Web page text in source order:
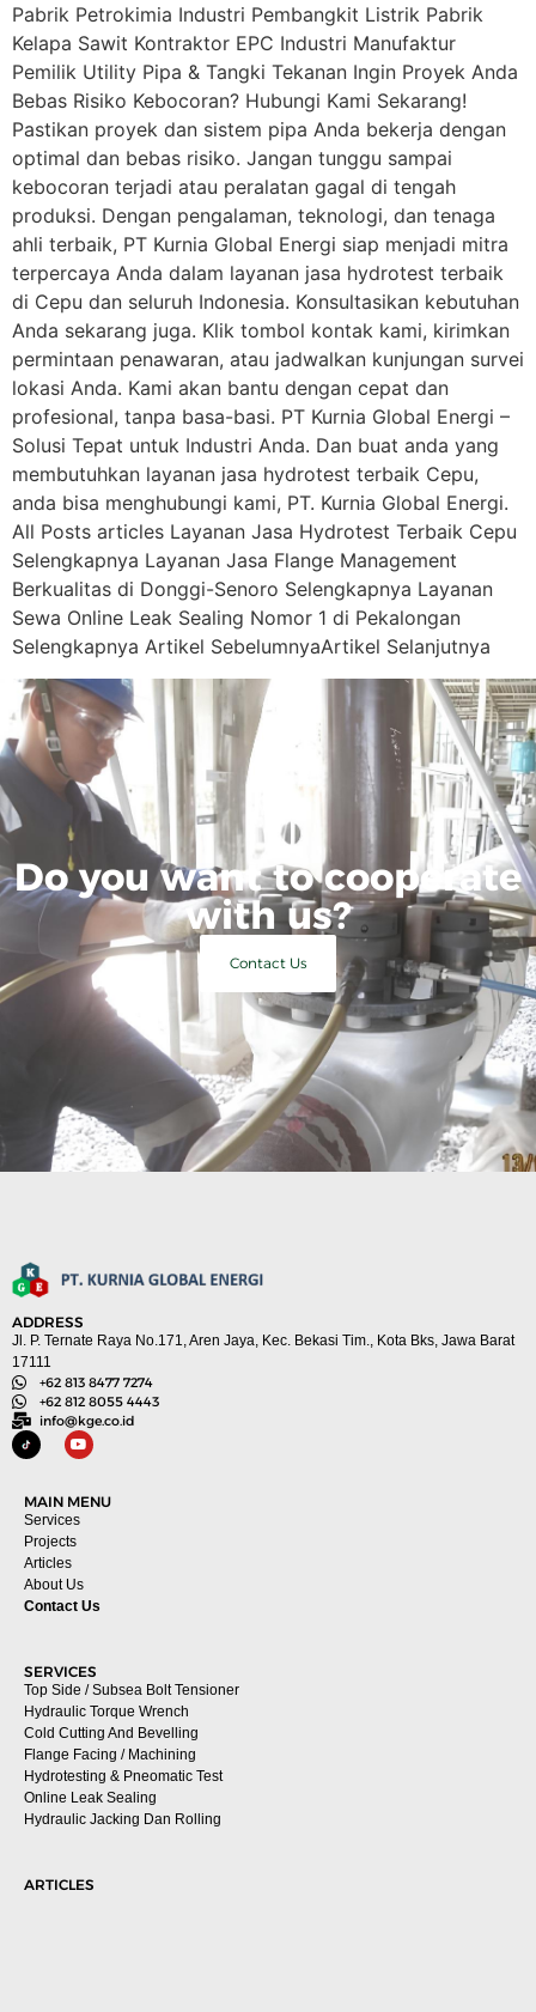
Pabrik Petrokimia Industri Pembangkit Listrik Pabrik
Kelapa Sawit Kontraktor EPC Industri Manufaktur
Pemilik Utility Pipa & Tangki Tekanan Ingin Proyek Anda
Bebas Risiko Kebocoran? Hubungi Kami Sekarang!
Pastikan proyek dan sistem pipa Anda bekerja dengan
optimal dan bebas risiko. Jangan tunggu sampai
kebocoran terjadi atau peralatan gagal di tengah
produksi. Dengan pengalaman, teknologi, dan tenaga
ahli terbaik, PT Kurnia Global Energi siap menjadi mitra
terpercaya Anda dalam layanan jasa hydrotest terbaik
di Cepu dan seluruh Indonesia. Konsultasikan kebutuhan
Anda sekarang juga. Klik tombol kontak kami, kirimkan
permintaan penawaran, atau jadwalkan kunjungan survei
lokasi Anda. Kami akan bantu dengan cepat dan
profesional, tanpa basa-basi. PT Kurnia Global Energi –
Solusi Tepat untuk Industri Anda. Dan buat anda yang
membutuhkan layanan jasa hydrotest terbaik Cepu,
anda bisa menghubungi kami, PT. Kurnia Global Energi.
All Posts articles Layanan Jasa Hydrotest Terbaik Cepu
Selengkapnya Layanan Jasa Flange Management
Berkualitas di Donggi-Senoro Selengkapnya Layanan
Sewa Online Leak Sealing Nomor 1 di Pekalongan
Selengkapnya Artikel SebelumnyaArtikel Selanjutnya
Do you want to cooperate
with us?
Contact Us
ADDRESS
Jl. P. Ternate Raya No.171, Aren Jaya, Kec. Bekasi Tim., Kota Bks, Jawa Barat
17111
+62 813 8477 7274
+62 812 8055 4443
info@kge.co.id
MAIN MENU
Services
Projects
Articles
About Us
Contact Us
SERVICES
Top Side / Subsea Bolt Tensioner
Hydraulic Torque Wrench
Cold Cutting And Bevelling
Flange Facing / Machining
Hydrotesting & Pneomatic Test
Online Leak Sealing
Hydraulic Jacking Dan Rolling
ARTICLES